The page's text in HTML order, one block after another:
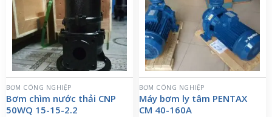
BƠM CÔNG NGHIỆP
Bơm chìm nước thải CNP
50WQ 15-15-2.2
BƠM CÔNG NGHIỆP
Máy bơm ly tâm PENTAX
CM 40-160A